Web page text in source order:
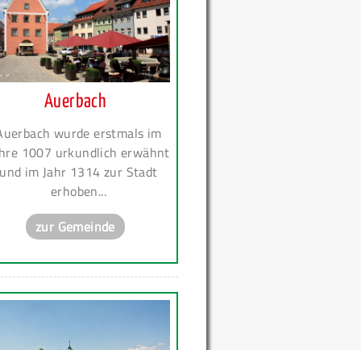
Auerbach
wurde erstmals im
1007 urkundlich erwähnt
und im Jahr 1314 zur Stadt
erhoben...
zur Gemeinde